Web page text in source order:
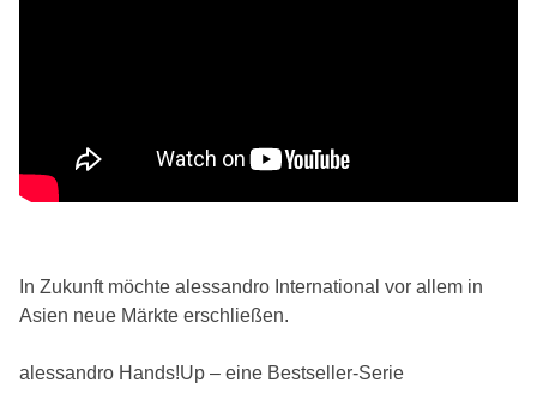
In Zukunft möchte alessandro International vor allem in
Asien neue Märkte erschließen.
alessandro Hands!Up – eine Bestseller-Serie